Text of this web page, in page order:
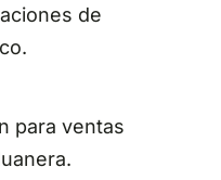
de
para ventas